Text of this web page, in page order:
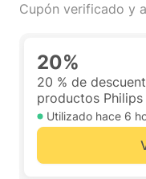
Cupón verificado y
20%
20 % de
productos Philips
Utilizado hace 6